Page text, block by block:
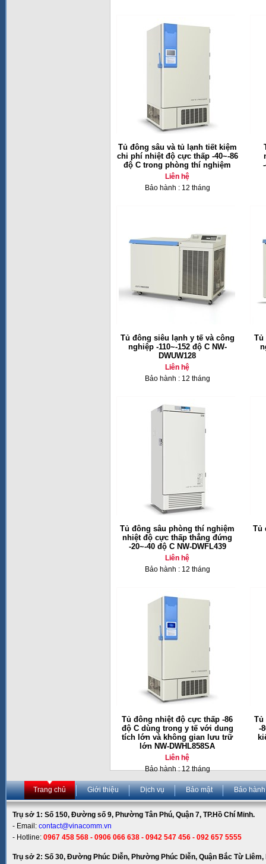
Tủ đông sâu và tủ lạnh tiết kiệm
chi phí nhiệt độ cực thấp -40~-86
độ C trong phòng thí nghiệm
Liên hệ
Bảo hành : 12 tháng
Tủ đông siêu lạnh y tế và công
nghiệp -110~-152 độ C NW-
DWUW128
Liên hệ
Bảo hành : 12 tháng
Tủ
Tủ đông sâu phòng thí nghiệm
nhiệt độ cực thấp thẳng đứng
-20~-40 độ C NW-DWFL439
Liên hệ
Bảo hành : 12 tháng
Tủ
Tủ đông nhiệt độ cực thấp -86
độ C dùng trong y tế với dung
tích lớn và không gian lưu trữ
lớn NW-DWHL858SA
Liên hệ
Bảo hành : 12 tháng
Tủ
-
Trang chủ Giới thiệu Dịch vụ Bảo mật Bảo hành
Trụ sở 1: Số 150, Đường số 9, Phường Tân Phú, Quận 7, TP.Hồ Chí Minh.
- Email: contact@vinacomm.vn
- Hotline: 0967 458 568 - 0906 066 638 - 0942 547 456 - 092 657 5555
Trụ sở 2: Số 30, Đường Phúc Diễn, Phường Phúc Diễn, Quận Bắc Từ Liêm,